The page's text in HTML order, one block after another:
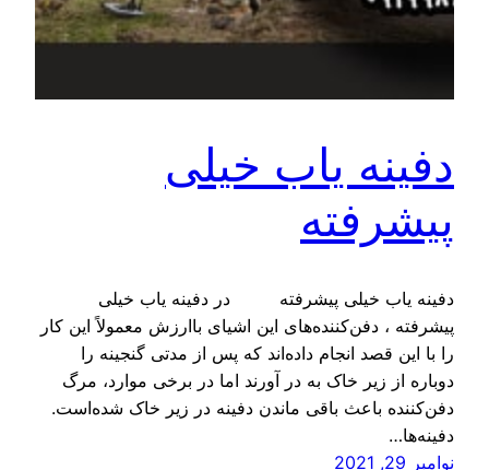
دفینه یاب خیلی
پیشرفته
دفینه یاب خیلی پیشرفته در دفینه یاب خیلی
پیشرفته ، دفن‌کننده‌های این اشیای باارزش معمولاً این کار
را با این قصد انجام داده‌اند که پس از مدتی گنجینه را
دوباره از زیر خاک به‌ در آورند اما در برخی موارد، مرگ
دفن‌کننده باعث باقی ماندن دفینه در زیر خاک شده‌است.
دفینه‌ها…
نوامبر 29, 2021